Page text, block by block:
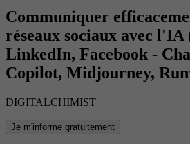
Communiquer
réseaux sociaux avec
LinkedIn, Facebook -
Copilot, Midjourney,
DIGITALCHIMIST
Je m'informe gratuitement